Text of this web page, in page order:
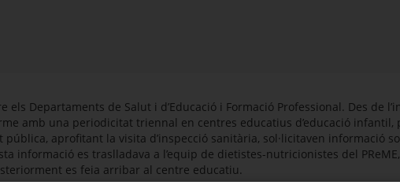
els Departaments de Salut i d’Educació i Formació Professional. Des de
amb una periodicitat triennal en centres educatius d’educació
aprofitant la visita d’inspecció sanitària, sol·licitaven informació
informació es traslladava a l’equip de dietistes-nutricionistes del
es feia arribar al centre educatiu.